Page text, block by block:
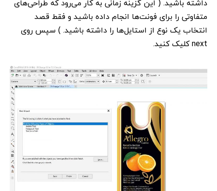
داشته باشید. ( این گزینه زمانی به کار می‌رود که طراحی‌های
متفاوتی را برای فونت‌ها انجام داده باشید و فقط قصد
انتخاب یک نوع از استایل‌ها را داشته باشید. ) سپس روی
next کلیک کنید.